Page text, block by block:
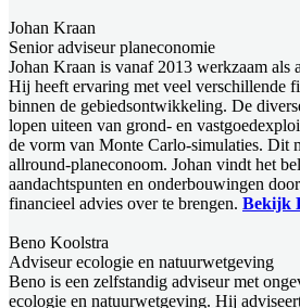
Johan Kraan
Senior adviseur planeconomie
Johan Kraan is vanaf 2013 werkzaam als
Hij heeft ervaring met veel verschillende
binnen de gebiedsontwikkeling. De
lopen uiteen van grond- en
de vorm van Monte Carlo-simulaties. Dit
allround-planeconoom. Johan vindt het
aandachtspunten en onderbouwingen
financieel advies over te brengen. Bekijk
Beno Koolstra
Adviseur ecologie en natuurwetgeving
Beno is een zelfstandig adviseur met
ecologie en natuurwetgeving. Hij